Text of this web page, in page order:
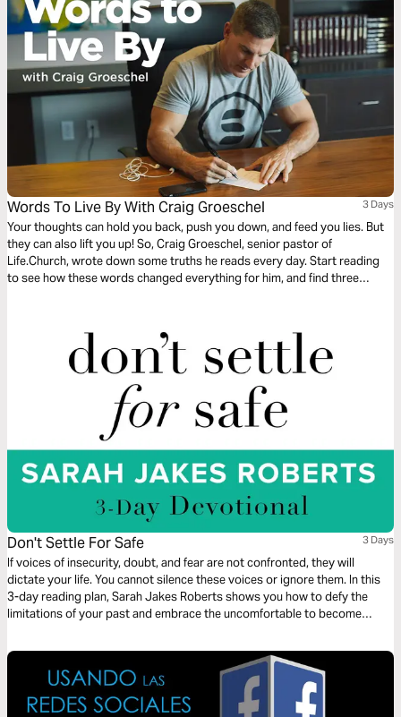
Words To Live By With Craig Groeschel 3 Days
Your thoughts can hold you back, push you down, and feed you lies. But
they can also lift you up! So, Craig Groeschel, senior pastor of
Life.Church, wrote down some truths he reads every day. Start reading
to see how these words changed everything for him, and find three
Don't Settle For Safe 3 Days
If voices of insecurity, doubt, and fear are not confronted, they will
dictate your life. You cannot silence these voices or ignore them. In this
3-day reading plan, Sarah Jakes Roberts shows you how to defy the
limitations of your past and embrace the uncomfortable to become